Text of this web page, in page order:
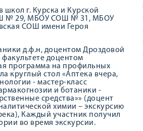
школ г. Курска и Курской
№ 29, МБОУ СОШ № 31, МБОУ
СОШ имени Героя
д.ф.н, доцентом Дроздовой
доцентом
программа на профильных
круглый стол «Аптека вчера,
- мастер-класс
и ботаники -
средства»» (доцент
химии – экскурсию
Каждый участник получил
во время экскурсии.